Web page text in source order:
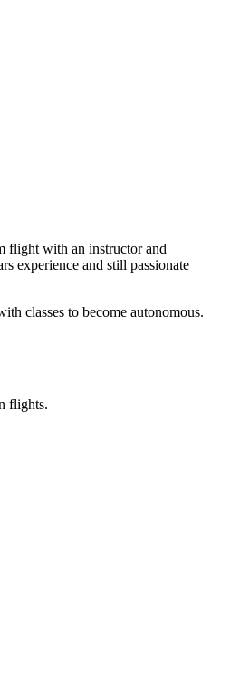
flight with an instructor and
experience and still passionate
classes to become autonomous.
flights.